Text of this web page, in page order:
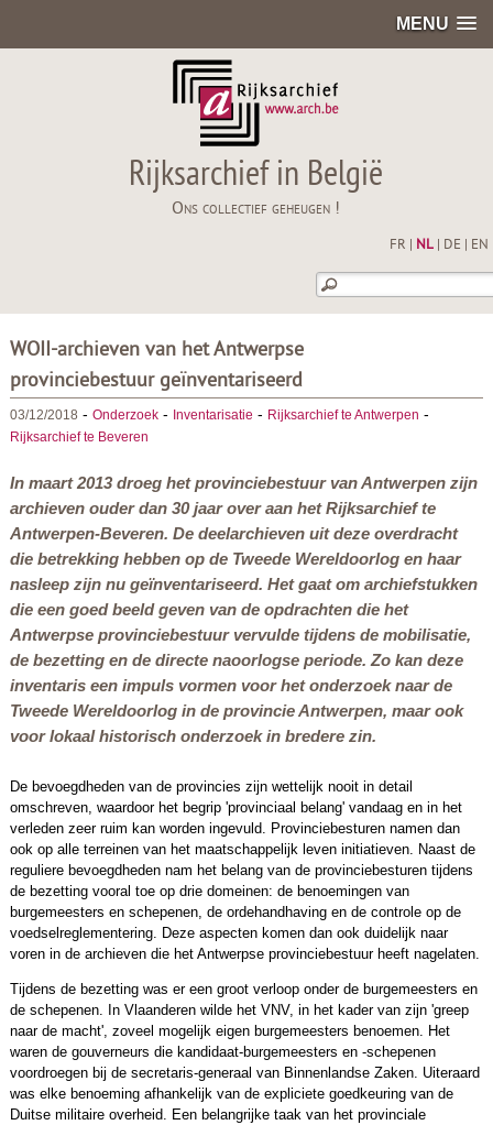
MENU
Rijksarchief in België
Ons collectief geheugen !
FR NL| DE EN
WOII-archieven van het Antwerpse
provinciebestuur geïnventariseerd
03/12/2018 - Onderzoek- Inventarisatie - Rijksarchief te Antwerpen -
Rijksarchief te Beveren
In maart 2013 droeg het provinciebestuur van Antwerpen zijn
archieven ouder dan 30 jaar over aan het Rijksarchief te
Antwerpen-Beveren. De deelarchieven uit deze overdracht
die betrekking hebben op de Tweede Wereldoorlog en haar
nasleep zijn nu geïnventariseerd. Het gaat om archiefstukken
die een goed beeld geven van de opdrachten die het
Antwerpse provinciebestuur vervulde tijdens de mobilisatie,
de bezetting en de directe naoorlogse periode. Zo kan deze
inventaris een impuls vormen voor het onderzoek naar de
Tweede Wereldoorlog in de provincie Antwerpen, maar ook
voor lokaal historisch onderzoek in bredere zin.
De bevoegdheden van de provincies zijn wettelijk nooit in detail
omschreven, waardoor het begrip 'provinciaal belang' vandaag en in het
verleden zeer ruim kan worden ingevuld. Provinciebesturen namen dan
ook op alle terreinen van het maatschappelijk leven initiatieven. Naast de
reguliere bevoegdheden nam het belang van de provinciebesturen tijdens
de bezetting vooral toe op drie domeinen: de benoemingen van
burgemeesters en schepenen, de ordehandhaving en de controle op de
voedselreglementering. Deze aspecten komen dan ook duidelijk naar
voren in de archieven die het Antwerpse provinciebestuur heeft nagelaten.
Tijdens de bezetting was er een groot verloop onder de burgemeesters en
de schepenen. In Vlaanderen wilde het VNV, in het kader van zijn 'greep
naar de macht', zoveel mogelijk eigen burgemeesters benoemen. Het
waren de gouverneurs die kandidaat-burgemeesters en -schepenen
voordroegen bij de secretaris-generaal van Binnenlandse Zaken. Uiteraard
was elke benoeming afhankelijk van de expliciete goedkeuring van de
Duitse militaire overheid. Een belangrijke taak van het provinciale